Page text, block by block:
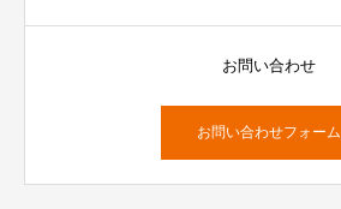
お問い合わせ
お問い合わせフォーム